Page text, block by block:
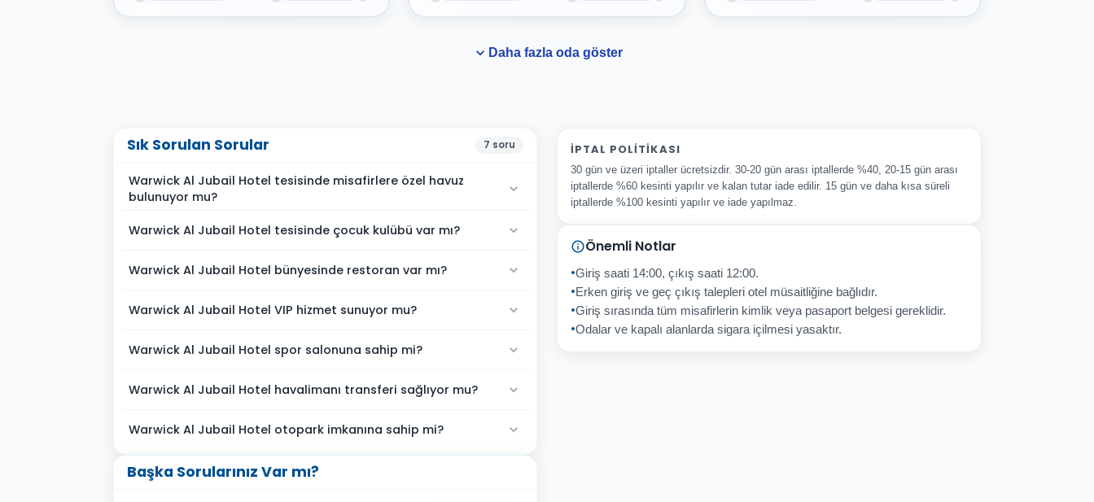
Daha fazla oda göster
Sık Sorulan Sorular 7 soru
Warwick Al Jubail Hotel tesisinde misafirlere özel havuz
bulunuyor mu?
Warwick Al Jubail Hotel tesisinde çocuk kulübü var mı?
Warwick Al Jubail Hotel bünyesinde restoran var mı?
Warwick Al Jubail Hotel VIP hizmet sunuyor mu?
Warwick Al Jubail Hotel spor salonuna sahip mi?
Warwick Al Jubail Hotel havalimanı transferi sağlıyor mu?
Warwick Al Jubail Hotel otopark imkanına sahip mi?
Başka Sorularınız Var mı?
İPTAL POLITIKASI
30 gün ve üzeri iptaller ücretsizdir. 30-20 gün arası iptallerde %40, 20-15 gün arası
iptallerde %60 kesinti yapılır ve kalan tutar iade edilir. 15 gün ve daha kısa süreli
iptallerde %100 kesinti yapılır ve iade yapılmaz.
Önemli Notlar
Giriş saati 14:00, çıkış saati 12:00.
Erken giriş ve geç çıkış talepleri otel müsaitliğine bağlıdır.
Giriş sırasında tüm misafirlerin kimlik veya pasaport belgesi gereklidir.
Odalar ve kapalı alanlarda sigara içilmesi yasaktır.